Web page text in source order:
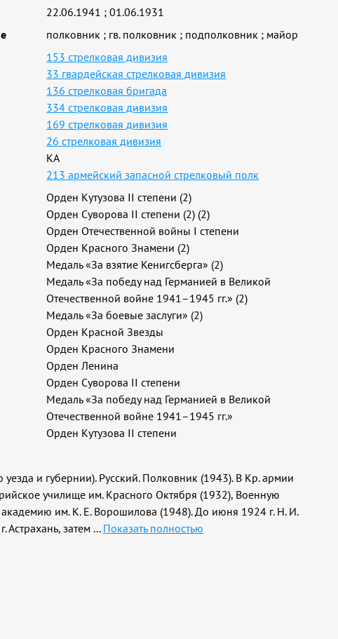
22.06.1941 ;01.06.1931
полковник ; гв. полковник ; подполковник ; майор
153 стрелковая дивизия
33 гвардейская стрелковая дивизия
136 стрелковая бригада
334 стрелковая дивизия
169 стрелковая дивизия
26 стрелковая дивизия
КА
213 армейский запасной стрелковый полк
Орден Кутузова II степени (2)
Орден Суворова II степени (2) (2)
Орден Отечественной войны I степени
Орден Красного Знамени (2)
Медаль «За взятие Кенигсберга» (2)
Медаль «За победу над Германией в Великой
Отечественной войне 1941–1945 гг.» (2)
Медаль «За боевые заслуги» (2)
Орден Красной Звезды
Орден Красного Знамени
Орден Ленина
Орден Суворова II степени
Медаль «За победу над Германией в Великой
Отечественной войне 1941–1945 гг.»
Орден Кутузова II степени
и губернии). Русский. Полковник (1943). В Кр. армии
училище им. Красного Октября (1932), Военную
им. К. Е. Ворошилова (1948). До июня 1924 г. Н. И.
затем ... Показать полностью